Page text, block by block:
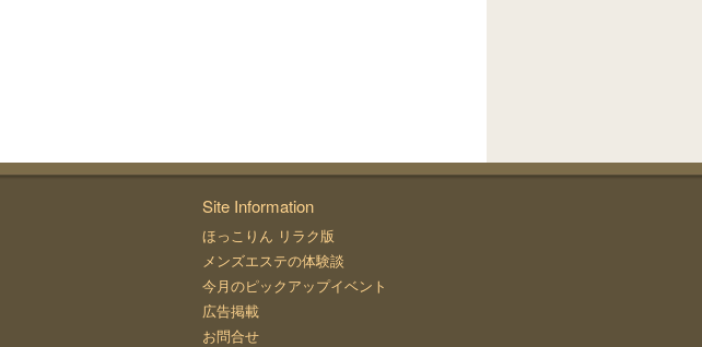
Site Information
ほっこりん リラク版
メンズエステの体験談
今月のピックアップイベント
広告掲載
お問合せ